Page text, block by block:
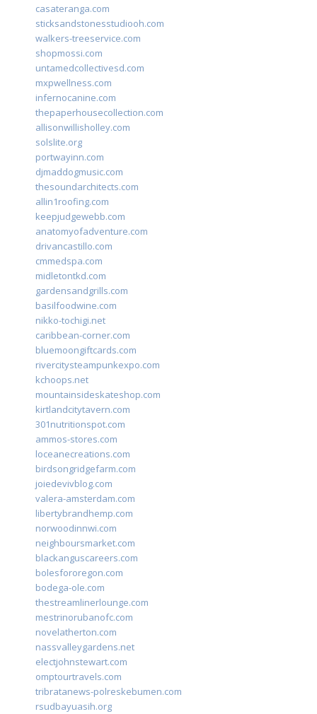
casateranga.com
sticksandstonesstudiooh.com
walkers-treeservice.com
shopmossi.com
untamedcollectivesd.com
mxpwellness.com
infernocanine.com
thepaperhousecollection.com
allisonwillisholley.com
solslite.org
portwayinn.com
djmaddogmusic.com
thesoundarchitects.com
allin1roofing.com
keepjudgewebb.com
anatomyofadventure.com
drivancastillo.com
cmmedspa.com
midletontkd.com
gardensandgrills.com
basilfoodwine.com
nikko-tochigi.net
caribbean-corner.com
bluemoongiftcards.com
rivercitysteampunkexpo.com
kchoops.net
mountainsideskateshop.com
kirtlandcitytavern.com
301nutritionspot.com
ammos-stores.com
loceanecreations.com
birdsongridgefarm.com
joiedevivblog.com
valera-amsterdam.com
libertybrandhemp.com
norwoodinnwi.com
neighboursmarket.com
blackanguscareers.com
bolesfororegon.com
bodega-ole.com
thestreamlinerlounge.com
mestrinorubanofc.com
novelatherton.com
nassvalleygardens.net
electjohnstewart.com
omptourtravels.com
tribratanews-polreskebumen.com
rsudbayuasih.org